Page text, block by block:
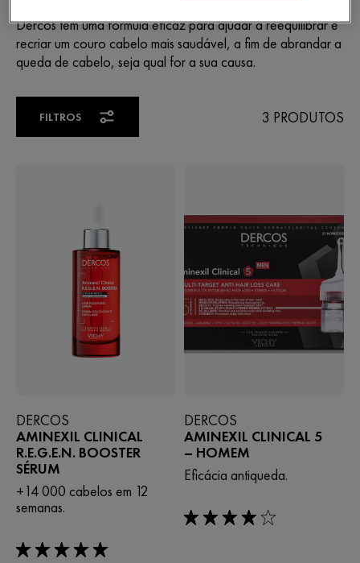
Dercos tem uma fórmula eficaz para ajudar a reequilibrar e
recriar um couro cabelo mais saudável, a fim de abrandar a
queda de cabelo, seja qual for a sua causa.
FILTROS 3 PRODUTOS
DERCOS
AMINEXIL CLINICAL
R.E.G.E.N. BOOSTER
SÉRUM
+14 000 cabelos em 12
semanas.
5/5
DERCOS
AMINEXIL CLINICAL 5
– HOMEM
Eficácia antiqueda.
4/5